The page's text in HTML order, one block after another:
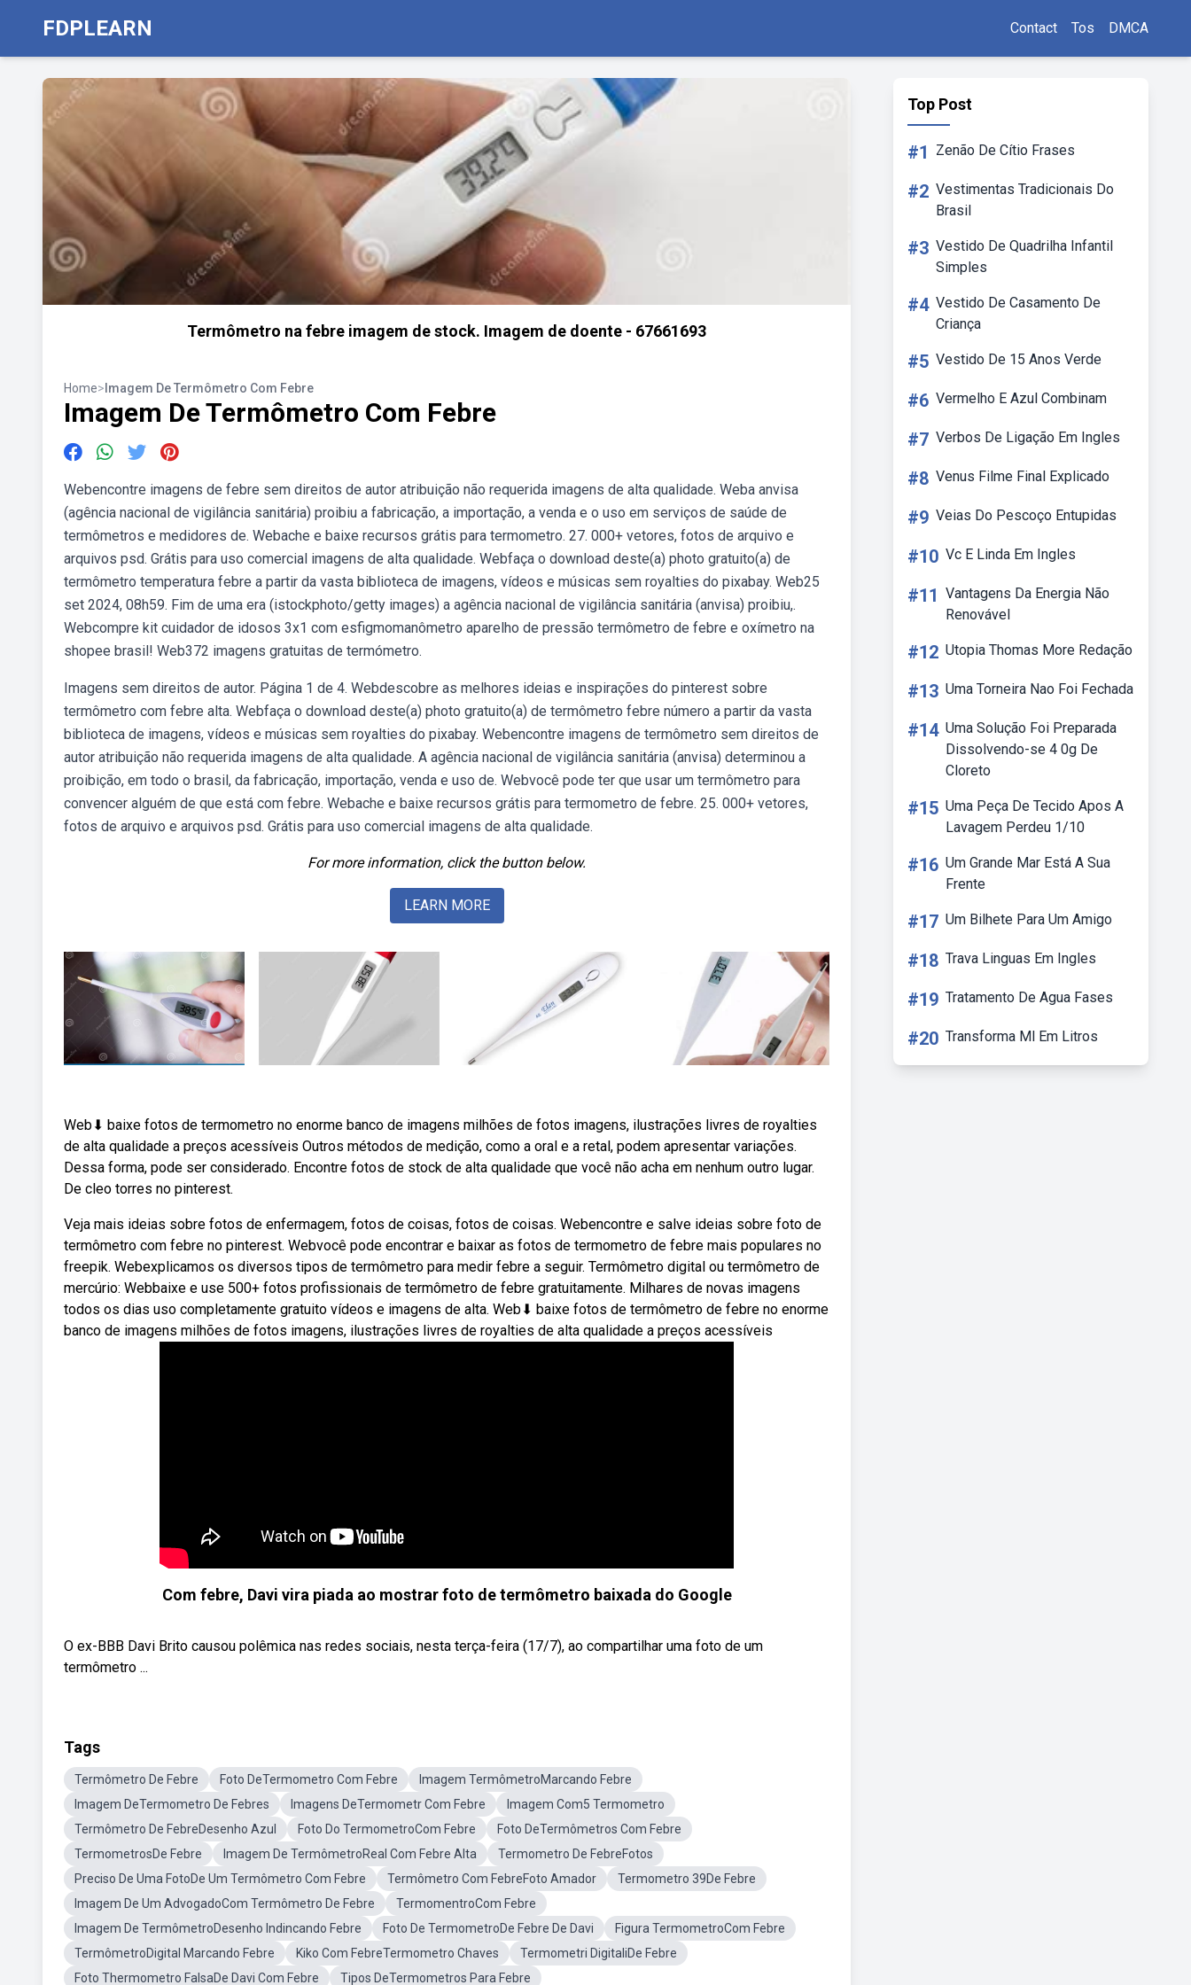
FDPLEARN Contact Tos DMCA
Termômetro na febre imagem de stock. Imagem de doente - 67661693
Home> Imagem De Termômetro Com Febre
Imagem De Termômetro Com Febre
Webencontre imagens de febre sem direitos de autor atribuição não requerida imagens de alta qualidade. Weba anvisa
(agência nacional de vigilância sanitária) proibiu a fabricação, a importação, a venda e o uso em serviços de saúde de
termômetros e medidores de. Webache e baixe recursos grátis para termometro. 27. 000+ vetores, fotos de arquivo e
arquivos psd. Grátis para uso comercial imagens de alta qualidade. Webfaça o download deste(a) photo gratuito(a) de
termômetro temperatura febre a partir da vasta biblioteca de imagens, vídeos e músicas sem royalties do pixabay. Web25
set 2024, 08h59. Fim de uma era (istockphoto/getty images) a agência nacional de vigilância sanitária (anvisa) proibiu,.
Webcompre kit cuidador de idosos 3x1 com esfigmomanômetro aparelho de pressão termômetro de febre e oxímetro na
shopee brasil! Web372 imagens gratuitas de termómetro.
Imagens sem direitos de autor. Página 1 de 4. Webdescobre as melhores ideias e inspirações do pinterest sobre
termômetro com febre alta. Webfaça o download deste(a) photo gratuito(a) de termômetro febre número a partir da vasta
biblioteca de imagens, vídeos e músicas sem royalties do pixabay. Webencontre imagens de termômetro sem direitos de
autor atribuição não requerida imagens de alta qualidade. A agência nacional de vigilância sanitária (anvisa) determinou a
proibição, em todo o brasil, da fabricação, importação, venda e uso de. Webvocê pode ter que usar um termômetro para
convencer alguém de que está com febre. Webache e baixe recursos grátis para termometro de febre. 25. 000+ vetores,
fotos de arquivo e arquivos psd. Grátis para uso comercial imagens de alta qualidade.
For more information, click the button below.
LEARN MORE
Web⬇ baixe fotos de termometro no enorme banco de imagens milhões de fotos imagens, ilustrações livres de royalties
de alta qualidade a preços acessíveis Outros métodos de medição, como a oral e a retal, podem apresentar variações.
Dessa forma, pode ser considerado. Encontre fotos de stock de alta qualidade que você não acha em nenhum outro lugar.
De cleo torres no pinterest.
Veja mais ideias sobre fotos de enfermagem, fotos de coisas, fotos de coisas. Webencontre e salve ideias sobre foto de
termômetro com febre no pinterest. Webvocê pode encontrar e baixar as fotos de termometro de febre mais populares no
freepik. Webexplicamos os diversos tipos de termômetro para medir febre a seguir. Termômetro digital ou termômetro de
mercúrio: Webbaixe e use 500+ fotos profissionais de termômetro de febre gratuitamente. Milhares de novas imagens
todos os dias uso completamente gratuito vídeos e imagens de alta. Web⬇ baixe fotos de termômetro de febre no enorme
banco de imagens milhões de fotos imagens, ilustrações livres de royalties de alta qualidade a preços acessíveis
Com febre, Davi vira piada ao mostrar foto de termômetro baixada do Google
O ex-BBB Davi Brito causou polêmica nas redes sociais, nesta terça-feira (17/7), ao compartilhar uma foto de um
termômetro ...
Tags
Termômetro De Febre Foto DeTermometro Com Febre
Imagem TermômetroMarcando Febre
Imagem DeTermometro De Febres
Imagens DeTermometr Com Febre
Imagem Com5 Termometro
Termômetro De FebreDesenho Azul
Foto Do TermometroCom Febre
Foto DeTermômetros Com Febre
TermometrosDe Febre
Imagem De TermômetroReal Com Febre Alta
Termometro De FebreFotos
Preciso De Uma FotoDe Um Termômetro Com Febre
Termômetro Com FebreFoto Amador
Termometro 39De Febre
Imagem De Um AdvogadoCom Termômetro De Febre
TermomentroCom Febre
Imagem De TermômetroDesenho Indincando Febre
Foto De TermometroDe Febre De Davi
Figura TermometroCom Febre
TermômetroDigital Marcando Febre
Kiko Com FebreTermometro Chaves
Termometri DigitaliDe Febre
Foto Thermometro FalsaDe Davi Com Febre
Tipos DeTermometros Para Febre
Top Post
#1 Zenão De Cítio Frases
#2 Vestimentas Tradicionais Do
Brasil
#3 Vestido De Quadrilha Infantil
Simples
#4 Vestido De Casamento De
Criança
#5 Vestido De 15 Anos Verde
#6 Vermelho E Azul Combinam
#7 Verbos De Ligação Em Ingles
#8 Venus Filme Final Explicado
#9 Veias Do Pescoço Entupidas
#10 Vc E Linda Em Ingles
#11 Vantagens Da Energia Não
Renovável
#12 Utopia Thomas More Redação
#13 Uma Torneira Nao Foi Fechada
#14 Uma Solução Foi Preparada
Dissolvendo-se 4 0g De
Cloreto
#15 Uma Peça De Tecido Apos A
Lavagem Perdeu 1/10
#16 Um Grande Mar Está A Sua
Frente
#17 Um Bilhete Para Um Amigo
#18 Trava Linguas Em Ingles
#19 Tratamento De Agua Fases
#20 Transforma Ml Em Litros